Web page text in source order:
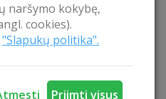
naršymo kokybę,
cookies).
"Slapukų politika".
Priimti visus